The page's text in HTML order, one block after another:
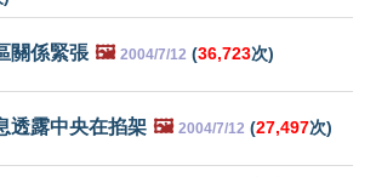
關係緊張 🖼️ 2004/7/12 (36,723次)
透露中央在掐架 🖼️ 2004/7/12 (27,497次)